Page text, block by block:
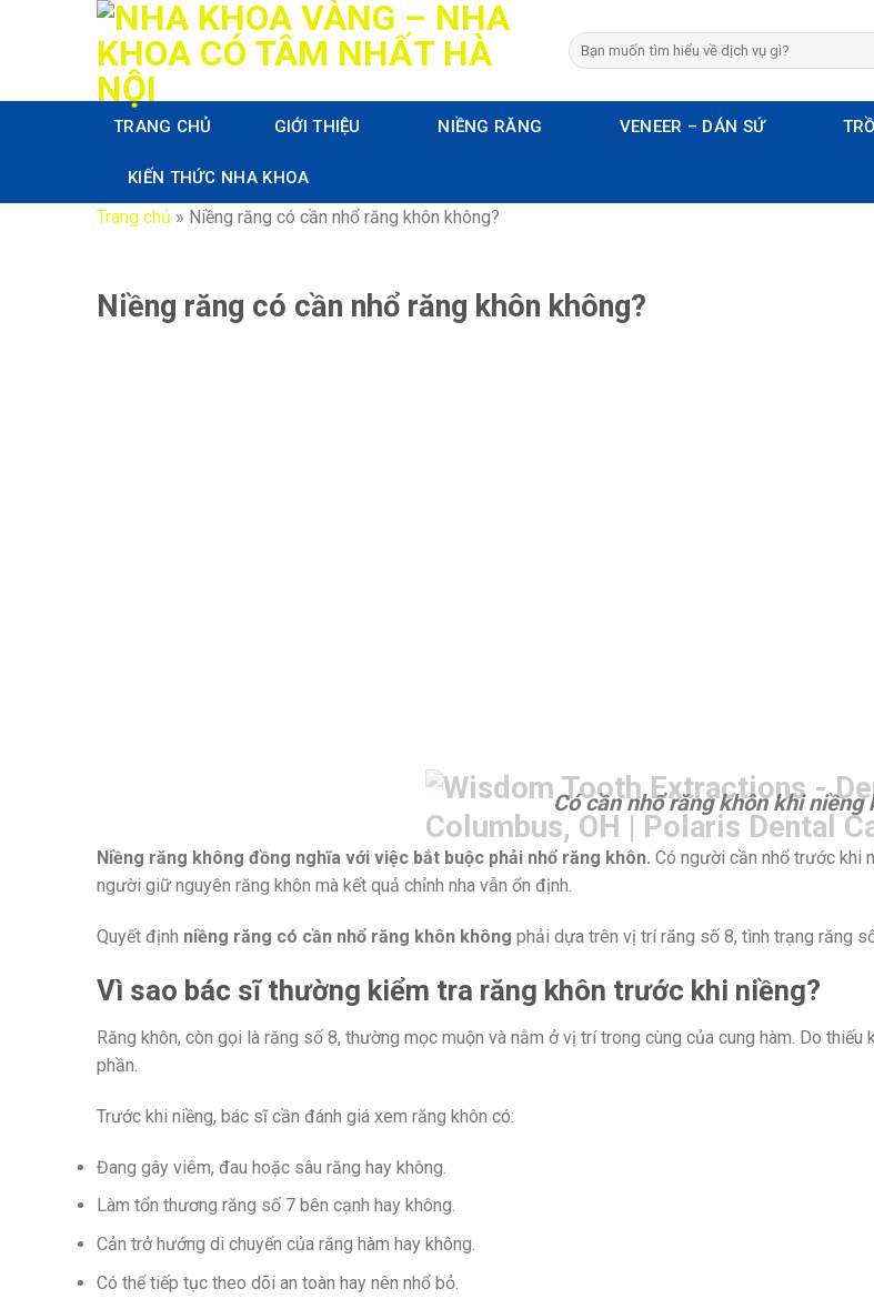
TRANG CHỦ GIỚI THIỆU NIỀNG RĂNG VENEER – DÁN SỨ
KIẾN THỨC NHA KHOA
Trang chủ » Niềng răng có cần nhổ răng khôn không?
Niềng răng có cần nhổ răng khôn không?
Có cần nhổ răng khôn khi niềng
Niềng răng không đồng nghĩa với việc bắt buộc phải nhổ răng khôn. Có người cần nhổ trước khi
người giữ nguyên răng khôn mà kết quả chỉnh nha vẫn ổn định.
Quyết định niềng răng có cần nhổ răng khôn không phải dựa trên vị trí răng số 8, tình trạng răng
Vì sao bác sĩ thường kiểm tra răng khôn trước khi niềng?
Răng khôn, còn gọi là răng số 8, thường mọc muộn và nằm ở vị trí trong cùng của cung hàm. Do
phần.
Trước khi niềng, bác sĩ cần đánh giá xem răng khôn có:
Đang gây viêm, đau hoặc sâu răng hay không.
Làm tổn thương răng số 7 bên cạnh hay không.
Cản trở hướng di chuyển của răng hàm hay không.
Có thể tiếp tục theo dõi an toàn hay nên nhổ bỏ.